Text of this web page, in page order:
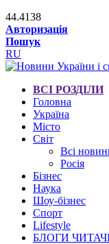
44.4138
Авторизація
Пошук
RU
ВСІ РОЗДІЛИ
Головна
Україна
Місто
Світ
Всі
Росія
Бізнес
Наука
Шоу-бізнес
Спорт
Lifestyle
БЛОГИ